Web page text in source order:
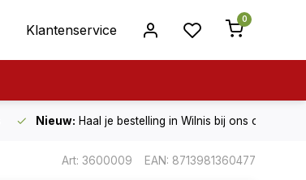
Klantenservice
0
Nieuw: Haal je bestelling in Wilnis bij ons op!
Art: 3600009 EAN: 8713981360477